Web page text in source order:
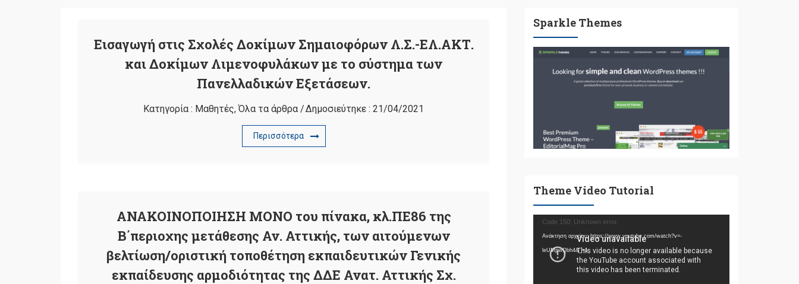
Eισαγωγή στις Σχολές Δοκίμων Σημαιοφόρων Λ.Σ.-ΕΛ.ΑΚΤ.
και Δοκίμων Λιμενοφυλάκων με το σύστημα των
Πανελλαδικών Εξετάσεων.
Κατηγορία : Μαθητές,Όλα τα άρθρα /Δημοσιεύτηκε : 21/04/2021
Περισσότερα
ΑΝΑΚΟΙΝΟΠΟΙΗΣΗ ΜΟΝΟ του πίνακα, κλ.ΠΕ86 της
Β΄περιοχης μετάθεσης Αν. Αττικής, των αιτούμενων
βελτίωση/οριστική τοποθέτηση εκπαιδευτικών Γενικής
εκπαίδευσης αρμοδιότητας της ΔΔΕ Ανατ. Αττικής Σχ.
Sparkle Themes
Theme Video Tutorial
Πρόγραμμα
Αναπαραγωγής
Βίντεο
Code 150: Unknown error.
Ανάκτηση αρχείου: https://www.youtube.com/watch?v=-
leUMpwQbh4&_=1